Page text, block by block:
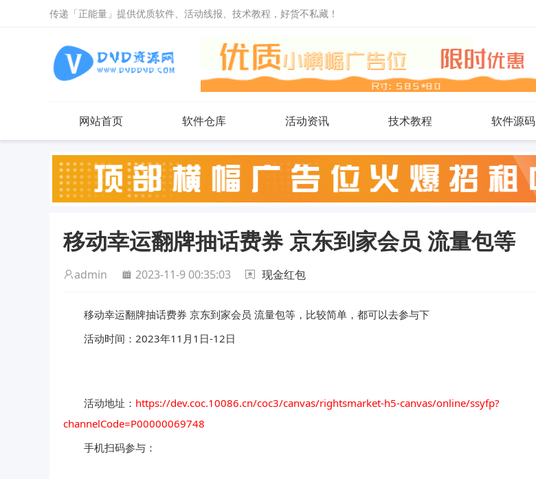
传递「正能量」提供优质软件、活动线报、技术教程，好货不私藏！
网站首页 软件仓库 活动资讯 技术教程 软件源码
移动幸运翻牌抽话费券 京东到家会员 流量包等
admin 2023-11-9 00:35:03 现金红包
移动幸运翻牌抽话费券 京东到家会员 流量包等，比较简单，都可以去参与下
活动时间：2023年11月1日-12日
活动地址： https://dev.coc.10086.cn/coc3/canvas/rightsmarket-h5-canvas/online/ssyfp?
channelCode=P00000069748
手机扫码参与：